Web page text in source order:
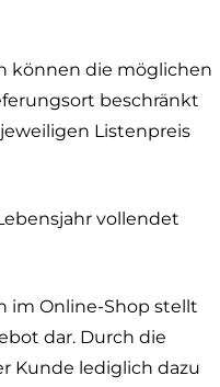
können die möglichen
beschränkt
Listenpreis
vollendet
im Online-Shop stellt
dar. Durch die
Kunde lediglich dazu